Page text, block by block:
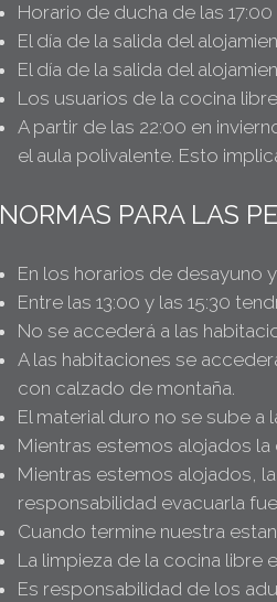
Horario de ducha de las 17:00
El día de la salida del
El día de la salida del
Los usuarios de la cocina
A partir de las 22:00 en
el aula polivalente. Esto
NORMAS PARA LAS
En los horarios de desayuno
Entre las 13:00 y las 15:30
No se accederá a las
A las habitaciones se
con calzado de montaña.
El material duro no se sube
Mientras estemos alojados la
Mientras estemos alojados,
responsabilidad evacuarla
Cuando termine nuestra
La limpieza de la cocina libre
Es responsabilidad de los